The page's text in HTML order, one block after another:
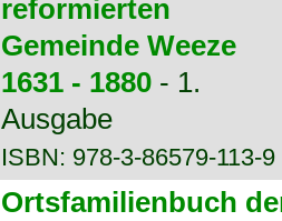
reformierten
Gemeinde Weeze
1631 - 1880- 1.
Ausgabe
ISBN: 978-3-86579-113-9
Ortsfamilienbuch